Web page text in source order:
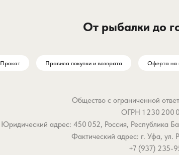
От рыбалки до
Прокат Правила покупки и возврата Оферта на
Общество с ограниченной
ОГРН 1 230 200
Юридический адрес: 450 052, Россия, Республика
Фактический адрес: г. Уфа, ул.
+7 (937) 235-